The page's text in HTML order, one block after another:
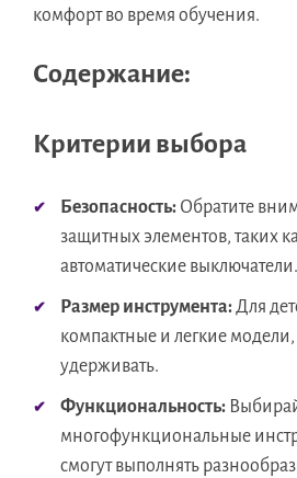
комфорт во время обучения.
Содержание:
Критерии выбора
Безопасность: Обратите
защитных элементов, таких
автоматические выключатели.
Размер инструмента:Для
компактные и легкие модели,
удерживать.
Функциональность:
многофункциональные
смогут выполнять